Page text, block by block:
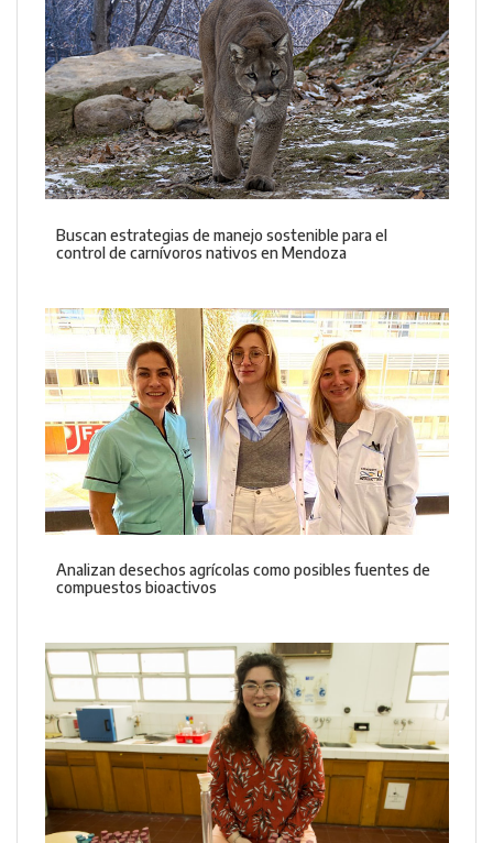
Buscan estrategias de manejo sostenible para el
control de carnívoros nativos en Mendoza
Analizan desechos agrícolas como posibles fuentes de
compuestos bioactivos